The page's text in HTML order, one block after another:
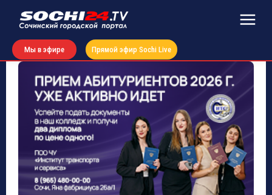
Мы в эфире Прямой эфир Sochi Live